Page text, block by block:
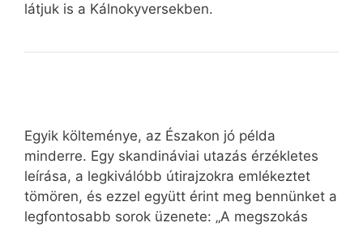
látjuk is a Kálnokyversekben.
Egyik költeménye, az Északon jó példa
minderre. Egy skandináviai utazás érzékletes
leírása, a legkiválóbb útirajzokra emlékeztet
tömören, és ezzel együtt érint meg bennünket a
legfontosabb sorok üzenete: „A megszokás